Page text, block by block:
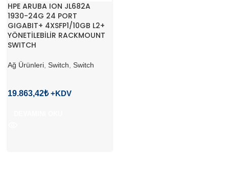
HPE ARUBA ION JL682A
1930-24G 24 PORT
GIGABIT+ 4XSFP1/10GB L2+
YÖNETİLEBİLİR RACKMOUNT
SWITCH
Ağ Ürünleri Switch Switch
19.863,42₺